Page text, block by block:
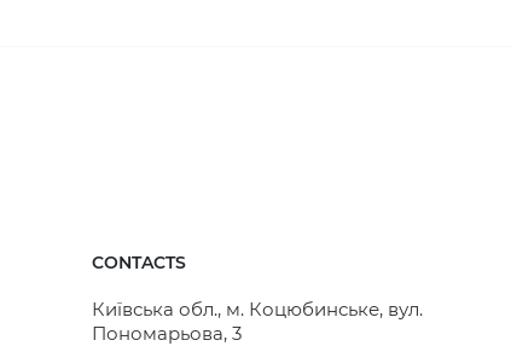
premávky, pretože je
CONTACTS
Київська обл., м. Коцюбинське, вул.
Пономарьова, 3